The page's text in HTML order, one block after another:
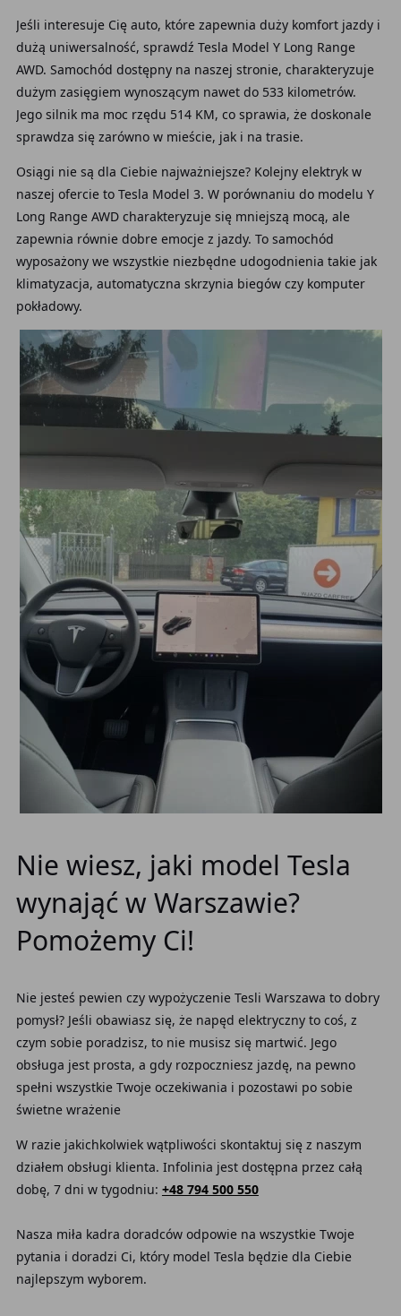
Jeśli interesuje Cię auto, które zapewnia duży komfort jazdy i
dużą uniwersalność, sprawdź Tesla Model Y Long Range
AWD. Samochód dostępny na naszej stronie, charakteryzuje
dużym zasięgiem wynoszącym nawet do 533 kilometrów.
Jego silnik ma moc rzędu 514 KM, co sprawia, że doskonale
sprawdza się zarówno w mieście, jak i na trasie.
Osiągi nie są dla Ciebie najważniejsze? Kolejny elektryk w
naszej ofercie to Tesla Model 3. W porównaniu do modelu Y
Long Range AWD charakteryzuje się mniejszą mocą, ale
zapewnia równie dobre emocje z jazdy. To samochód
wyposażony we wszystkie niezbędne udogodnienia takie jak
klimatyzacja, automatyczna skrzynia biegów czy komputer
pokładowy.
Nie wiesz, jaki model Tesla
wynająć w Warszawie?
Pomożemy Ci!
Nie jesteś pewien czy wypożyczenie Tesli Warszawa to dobry
pomysł? Jeśli obawiasz się, że napęd elektryczny to coś, z
czym sobie poradzisz, to nie musisz się martwić. Jego
obsługa jest prosta, a gdy rozpoczniesz jazdę, na pewno
spełni wszystkie Twoje oczekiwania i pozostawi po sobie
świetne wrażenie
W razie jakichkolwiek wątpliwości skontaktuj się z naszym
działem obsługi klienta. Infolinia jest dostępna przez całą
dobę, 7 dni w tygodniu: +48 794 500 550
Nasza miła kadra doradców odpowie na wszystkie Twoje
pytania i doradzi Ci, który model Tesla będzie dla Ciebie
najlepszym wyborem.